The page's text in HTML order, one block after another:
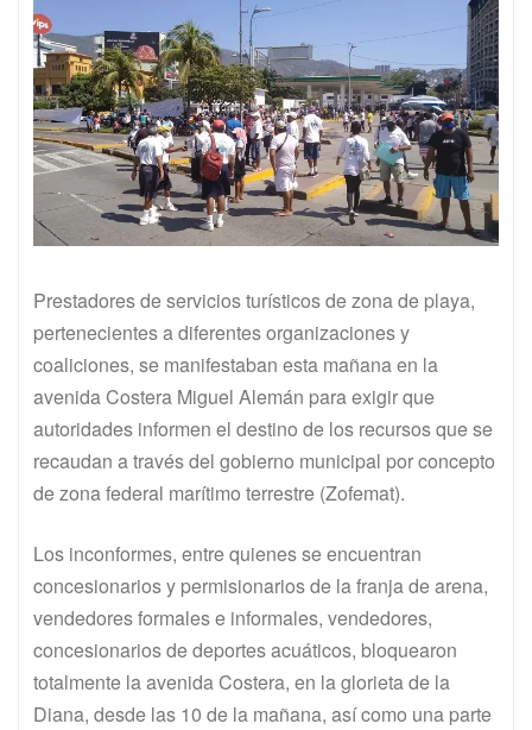
Prestadores de servicios turísticos de zona de playa,
pertenecientes a diferentes organizaciones y
coaliciones, se manifestaban esta mañana en la
avenida Costera Miguel Alemán para exigir que
autoridades informen el destino de los recursos que se
recaudan a través del gobierno municipal por concepto
de zona federal marítimo terrestre (Zofemat).
Los inconformes, entre quienes se encuentran
concesionarios y permisionarios de la franja de arena,
vendedores formales e informales, vendedores,
concesionarios de deportes acuáticos, bloquearon
totalmente la avenida Costera, en la glorieta de la
Diana, desde las 10 de la mañana, así como una parte